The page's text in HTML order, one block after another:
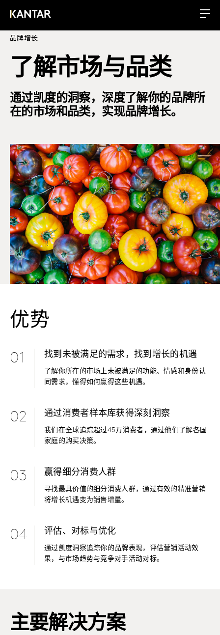
品牌增长
了解市场与品类
通过凯度的洞察，深度了解你的品牌所
在的市场和品类，实现品牌增长。
优势
01 找到未被满足的需求，找到增长的机遇
了解你所在的市场上未被满足的功能、情感和身份认
同需求，懂得如何赢得这些机遇。
02 通过消费者样本库获得深刻洞察
我们在全球追踪超过45万消费者，通过他们了解各国
家庭的购买决策。
03 赢得细分消费人群
寻找最具价值的细分消费人群，通过有效的精准营销
将增长机遇变为销售增量。
04 评估、对标与优化
通过凯度洞察追踪你的品牌表现，评估营销活动效
果，与市场趋势与竞争对手活动对标。
主要解决方案